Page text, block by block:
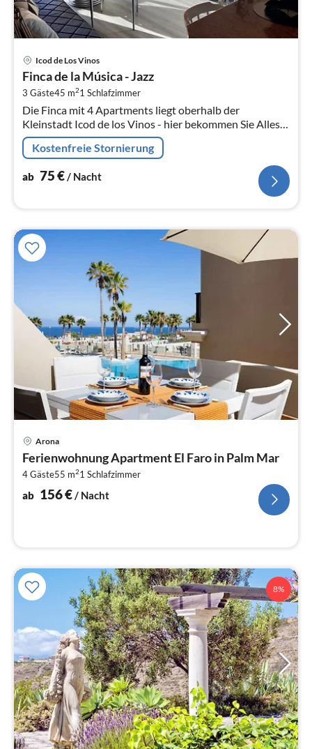
Icod de Los Vinos
Finca de la Música - Jazz
3 Gäste45 m21 Schlafzimmer
Die Finca mit 4 Apartments liegt oberhalb der
Kleinstadt Icod de los Vinos - hier bekommen Sie Alles
für den täglichen Bedarf.
Kostenfreie Stornierung
ab 75€/ Nacht
Arona
Ferienwohnung Apartment El Faro in Palm Mar
4 Gäste55 m21 Schlafzimmer
ab 156€ / Nacht
8%